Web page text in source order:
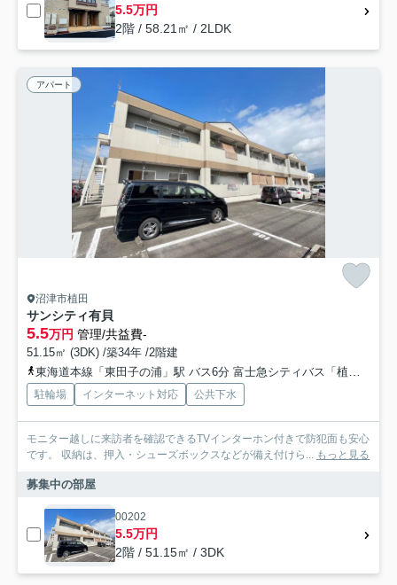
5.5万円
2階 / 58.21㎡ / 2LDK
アパート
沼津市植田
サンシティ有貝
5.5万円 管理/共益費-
51.15㎡ (3DK) /築34年 /2階建
東海道本線「東田子の浦」駅 バス6分 富士急シティバス「植田（バス）」 停歩4分
駐輪場 インターネット対応 公共下水
モニター越しに来訪者を確認できるTVインターホン付きで防犯面も安心
です。 収納は、押入・シューズボックスなどが備え付けら...
もっと見る
募集中の部屋
00202
5.5万円
2階 / 51.15㎡ / 3DK